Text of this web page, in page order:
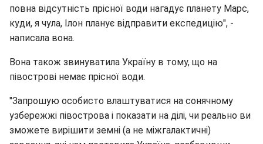
повна відсутність прісної води нагадує планету Марс,
куди, я чула, Ілон планує відправити експедицію", -
написала вона.
Вона також звинуватила Україну в тому, що на
півострові немає прісної води.
"Запрошую особисто влаштуватися на сонячному
узбережжі півострова і показати на ділі, чи реально ви
зможете вирішити земні (а не міжгалактичні)